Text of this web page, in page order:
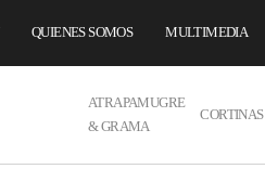
QUIENES SOMOS MULTIMEDIA
ATRAPAMUGRE
& GRAMA
CORTINAS